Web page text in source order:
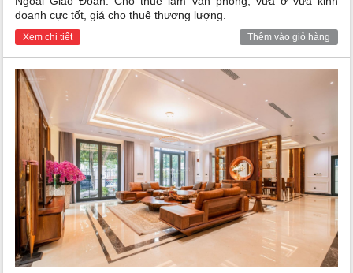
thư giãn và trong lành.
Nhu cầu mua sắm, giải trí, vui chơi cũng được đáp ứng
đầy đủ nhờ hệ thống trung tâm thương mại, shophouse,
chuỗi nhà hàng, café, siêu thị, cửa hàng dịch vụ,…
Ngoài gia hệ thống an ninh tại dự án cũng được đảm
bảo nhờ an ninh toang khu 24/7, trụ sở công an đối
diện dự án cùng hệ thống bảo vệ của đại sứ quán, giúp
quý khách hàng an tâm sinh sống.
doanh cực tốt, giá cho thuê thương lượng.
Xem chi tiết Thêm vào giỏ hàng